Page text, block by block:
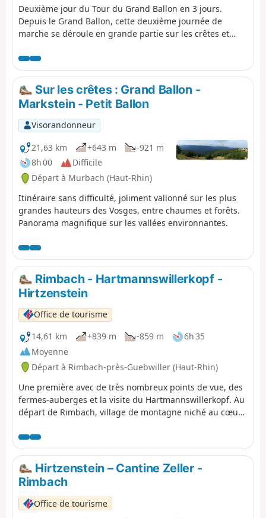
Deuxième jour du Tour du Grand Ballon en 3 jours.
Depuis le Grand Ballon, cette deuxième journée de
marche se déroule en grande partie sur les crêtes et
Klintzkopf. Une fois de plus, vous pourrez profiter
pleinement des panoramas sur les plaines et les vallées
de part et d’autre de la montagne. Cet itinéraire, passant
par forêts et chaumes, vous permettra de découvrir les
richesses de la flore locale.
Sur les crêtes : Grand Ballon -
Markstein - Petit Ballon
Visorandonneur
21,63 km
+643 m
-921 m
8h 00
Difficile
Départ à Murbach (Haut-Rhin)
Itinéraire sans difficulté, joliment vallonné sur les plus
grandes hauteurs des Vosges, entre chaumes et forêts.
Panorama magnifique sur les vallées environnantes.
Rimbach - Hartmannswillerkopf -
Hirtzenstein
Office de tourisme
14,61 km
+839 m -859 m
6h 35
Moyenne
Départ à Rimbach-près-Guebwiller (Haut-Rhin)
Une première avec de très nombreux points de vue, des
fermes-auberges et la visite du Hartmannswillerkopf. Au
départ de Rimbach, village de montagne niché au cœur
conduira jusqu’aux crêtes, sur lesquelles vous pourrez
faire une pause dans une ferme-auberge. Après avoir
longé les ruines du château du Freundstein, l’itinéraire
vous mènera au Hartmannswillerkopf, terrible champ de
bataille de la Première Guerre mondiale. Un petit détour
vous permettra de découvrir les tranchées. Vous pourrez
également visiter le monument national et l’historial
Hirtzenstein – Cantine Zeller -
Rimbach
Office de tourisme